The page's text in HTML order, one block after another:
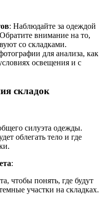
: Наблюдайте за одеждой
внимание на то,
со складками.
для анализа, как
освещения и с
складок
силуэта одежды.
облегать тело и где
:
чтобы понять, где будут
участки на складках.